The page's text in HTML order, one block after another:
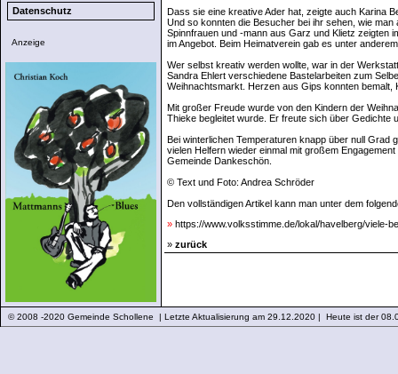
Datenschutz
Anzeige
Dass sie eine kreative Ader hat, zeigte auch Karina
Und so konnten die Besucher bei ihr sehen, wie
Spinnfrauen und -mann aus Garz und Klietz zeigten
im Angebot. Beim Heimatverein gab es unter
Wer selbst kreativ werden wollte, war in der
Sandra Ehlert verschiedene Bastelarbeiten zum
Weihnachtsmarkt. Herzen aus Gips konnten
Mit großer Freude wurde von den Kindern der
Thieke begleitet wurde. Er freute sich über Gedichte
Bei winterlichen Temperaturen knapp über null Grad
vielen Helfern wieder einmal mit großem
Gemeinde Dankeschön.
© Text und Foto: Andrea Schröder
Den vollständigen Artikel kann man unter dem
» https://www.volksstimme.de/lokal/havelberg/viele-
» zurück
© 2008 -2020 Gemeinde Schollene | Letzte Aktualisierung am 29.12.2020 | Heute ist der